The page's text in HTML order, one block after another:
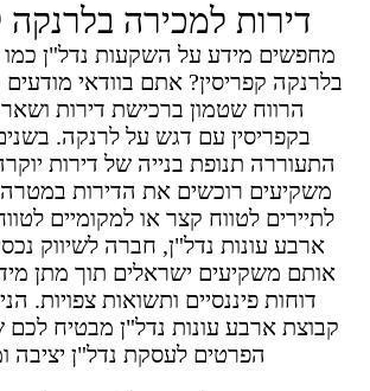
דירות למכירה בלרנקה
מחפשים מידע על השקעות נדל"ן כמו
בלרנקה קפריסין? אתם בוודאי
הרווח שטמון ברכישת דירות ושאר
בקפריסין עם דגש על לרנקה.
התעוררה תנופת בנייה של דירות
משקיעים רוכשים את הדירות
לתיירים לטווח קצר או למקומיים
ארבע עונות נדל"ן, חברה לשיווק
אותם משקיעים ישראלים תוך מתן
דוחות פיננסיים ותשואות צפויות.
קבוצת ארבע עונות נדל"ן מבטיח
הפרטים לעסקת נדל"ן יציבה